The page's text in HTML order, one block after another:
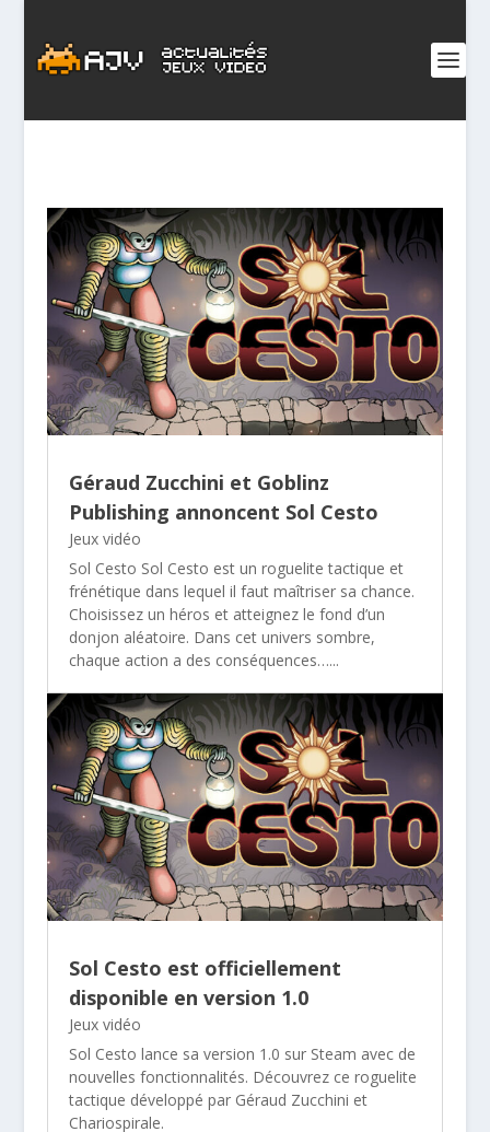
Géraud Zucchini et Goblinz
Publishing annoncent Sol Cesto
Jeux vidéo
Sol Cesto Sol Cesto est un roguelite tactique et
frénétique dans lequel il faut maîtriser sa chance.
Choisissez un héros et atteignez le fond d’un
donjon aléatoire. Dans cet univers sombre,
chaque action a des conséquences…...
Sol Cesto est officiellement
disponible en version 1.0
Jeux vidéo
Sol Cesto lance sa version 1.0 sur Steam avec de
nouvelles fonctionnalités. Découvrez ce roguelite
tactique développé par Géraud Zucchini et
Chariospirale.